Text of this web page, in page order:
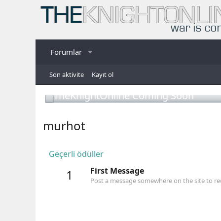
Forumlar
Son aktivite Kayıt ol
TheKnightOnline Coming Soon
murhot
Geçerli ödüller
1 First Message
Post a message somewhere on the site to